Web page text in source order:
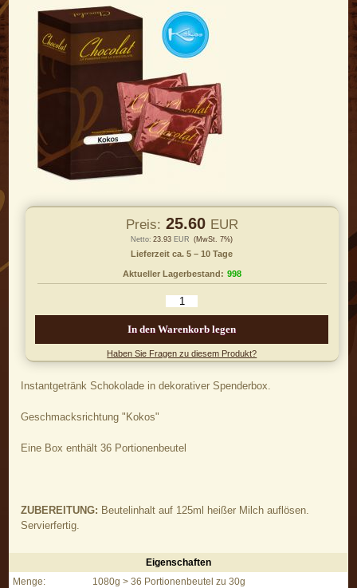
Preis: 25.60 EUR
Netto: 23.93 EUR (MwSt. 7%)
Lieferzeit ca. 5 – 10 Tage
Aktueller Lagerbestand: 998
Haben Sie Fragen zu diesem Produkt?
Instantgetränk Schokolade in dekorativer Spenderbox.
Geschmacksrichtung "Kokos"
Eine Box enthält 36 Portionenbeutel
ZUBEREITUNG: Beutelinhalt auf 125ml heißer Milch auflösen.
Servierfertig.
Hot Chocolate Kokos - Eigenschaften
Eigenschaften
Menge:
1080g > 36 Portionenbeutel zu 30g